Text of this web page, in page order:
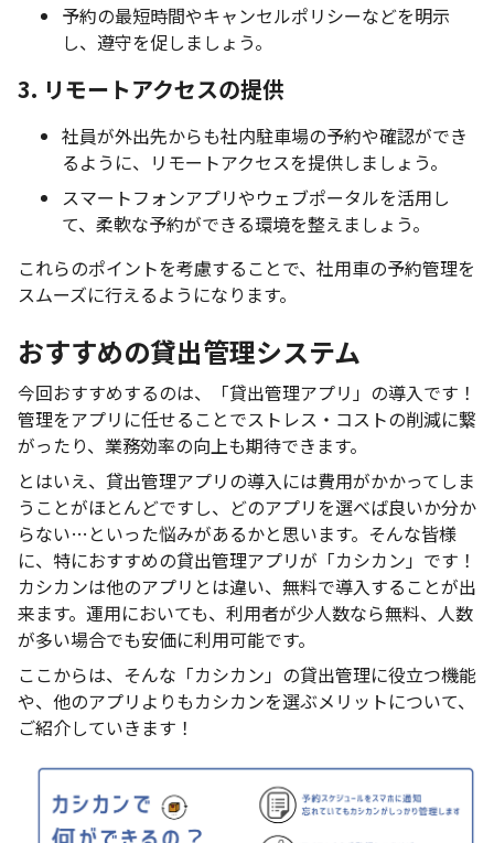
予約の最短時間やキャンセルポリシーなどを明示
し、遵守を促しましょう。
3. リモートアクセスの提供
社員が外出先からも社内駐車場の予約や確認ができ
るように、リモートアクセスを提供しましょう。
スマートフォンアプリやウェブポータルを活用し
て、柔軟な予約ができる環境を整えましょう。
これらのポイントを考慮することで、社用車の予約管理を
スムーズに行えるようになります。
おすすめの貸出管理システム
今回おすすめするのは、「貸出管理アプリ」の導入です！
管理をアプリに任せることでストレス・コストの削減に繋
がったり、業務効率の向上も期待できます。
とはいえ、貸出管理アプリの導入には費用がかかってしま
うことがほとんどですし、どのアプリを選べば良いか分か
らない…といった悩みがあるかと思います。そんな皆様
に、特におすすめの貸出管理アプリが「カシカン」です！
カシカンは他のアプリとは違い、無料で導入することが出
来ます。運用においても、利用者が少人数なら無料、人数
が多い場合でも安価に利用可能です。
ここからは、そんな「カシカン」の貸出管理に役立つ機能
や、他のアプリよりもカシカンを選ぶメリットについて、
ご紹介していきます！